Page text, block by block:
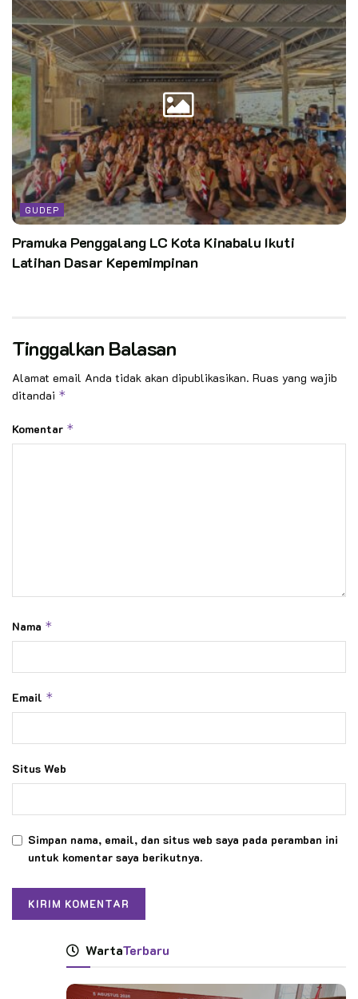
GUDEP
Pramuka Penggalang LC Kota Kinabalu Ikuti
Latihan Dasar Kepemimpinan
Tinggalkan Balasan
Alamat email Anda tidak akan dipublikasikan. Ruas yang wajib
ditandai *
Komentar *
Nama *
Email *
Situs Web
Simpan nama, email, dan situs web saya pada peramban ini
untuk komentar saya berikutnya.
WartaTerbaru